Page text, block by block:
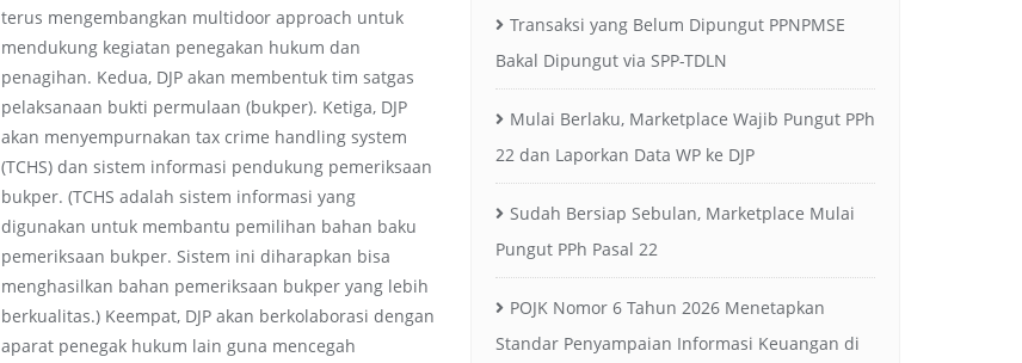
terus mengembangkan multidoor approach untuk
mendukung kegiatan penegakan hukum dan
penagihan. Kedua, DJP akan membentuk tim satgas
pelaksanaan bukti permulaan (bukper). Ketiga, DJP
akan menyempurnakan tax crime handling system
(TCHS) dan sistem informasi pendukung pemeriksaan
bukper. (TCHS adalah sistem informasi yang
digunakan untuk membantu pemilihan bahan baku
pemeriksaan bukper. Sistem ini diharapkan bisa
menghasilkan bahan pemeriksaan bukper yang lebih
berkualitas.) Keempat, DJP akan berkolaborasi dengan
aparat penegak hukum lain guna mencegah
Transaksi yang Belum Dipungut PPNPMSE
Bakal Dipungut via SPP-TDLN
Mulai Berlaku, Marketplace Wajib Pungut PPh
22 dan Laporkan Data WP ke DJP
Sudah Bersiap Sebulan, Marketplace Mulai
Pungut PPh Pasal 22
POJK Nomor 6 Tahun 2026 Menetapkan
Standar Penyampaian Informasi Keuangan di